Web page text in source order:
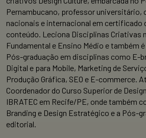
Pernambucano, professor universitário,
nacionais e internacional em certificado
conteúdo. Leciona Disciplinas Criativas
Fundamental e Ensino Médio e também
Pós-graduação em disciplinas como E-
Digital e para Mobile, Marketing de
Produção Gráfica, SEO e E-commerce.
Coordenador do Curso Superior de
IBRATEC em Recife/PE, onde também
Branding e Design Estratégico e a Pós-
editorial.